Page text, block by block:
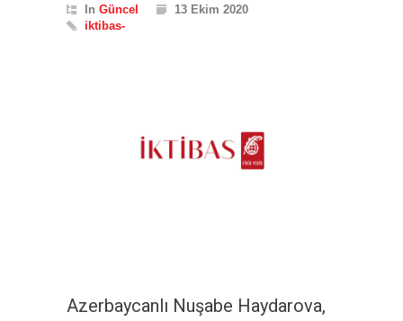
In Güncel
13 Ekim 2020
iktibas-
Azerbaycanlı Nuşabe Haydarova,